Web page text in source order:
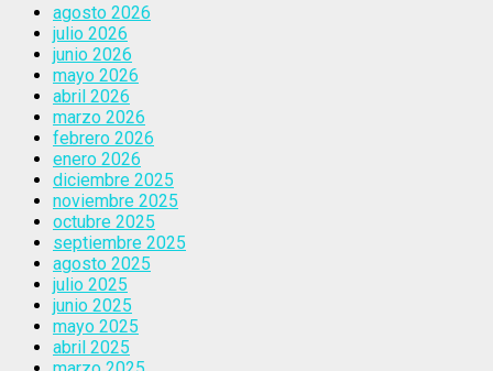
agosto 2026
julio 2026
junio 2026
mayo 2026
abril 2026
marzo 2026
febrero 2026
enero 2026
diciembre 2025
noviembre 2025
octubre 2025
septiembre 2025
agosto 2025
julio 2025
junio 2025
mayo 2025
abril 2025